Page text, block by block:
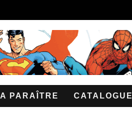
A PARAÎTRE CATALOGUE